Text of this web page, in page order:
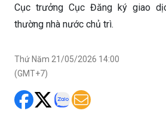
Cục trưởng Cục Đăng ký giao
thường nhà nước chủ trì.
Thứ Năm 21/05/2026 14:00
(GMT+7)